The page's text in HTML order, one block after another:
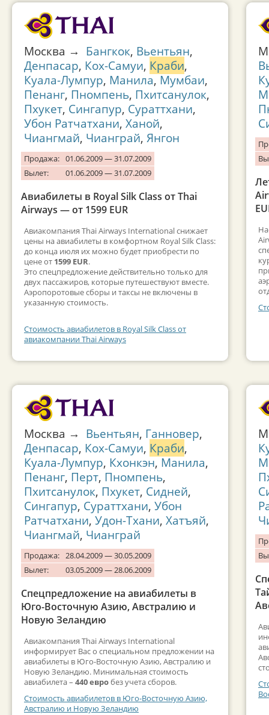
Москва → Бангкок, Вьентьян,
Денпасар, Кох-Самуи, Краби,
Куала-Лумпур, Манила, Мумбаи,
Пенанг, Пномпень, Пхитсанулок,
Пхукет, Сингапур, Сураттхани,
Убон Ратчатхани, Ханой,
Чиангмай, Чианграй, Янгон
Продажа: 01.06.2009 — 31.07.2009
Вылет:
01.06.2009 — 31.07.2009
Авиабилеты в Royal Silk Class от Thai
Airways — от 1599 EUR
Авиакомпания Thai Airways International снижает
цены на авиабилеты в комфортном Royal Silk Class:
до конца июля их можно будет приобрести по
цене от 1599 EUR.
Это спецпредложение действительно только для
двух пассажиров, которые путешествуют вместе.
Аэропоротовые сборы и таксы не включены в
указанную стоимость.
Стоимость авиабилетов в Royal Silk Class от
авиакомпании Thai Airways
Москва → Вьентьян, Ганновер,
Денпасар, Кох-Самуи, Краби,
Куала-Лумпур, Кхонкэн, Манила,
Пенанг, Перт, Пномпень,
Пхитсанулок, Пхукет, Сидней,
Сингапур, Сураттхани, Убон
Ратчатхани, Удон-Тхани, Хатъяй,
Чиангмай, Чианграй
Продажа: 28.04.2009 — 30.05.2009
Вылет:
03.05.2009 — 28.06.2009
Спецпредложение на авиабилеты в
Юго-Восточную Азию, Австралию и
Новую Зеландию
Авиакомпания Thai Airways International
информирует Вас о специальном предложении на
авиабилеты в Юго-Восточную Азию, Австралию и
Новую Зеландию. Минимальная стоимость
авиабилета – 440 евробез учета сборов.
Стоимость авиабилетов в Юго-Восточную Азию,
Австралию и Новую Зеландию